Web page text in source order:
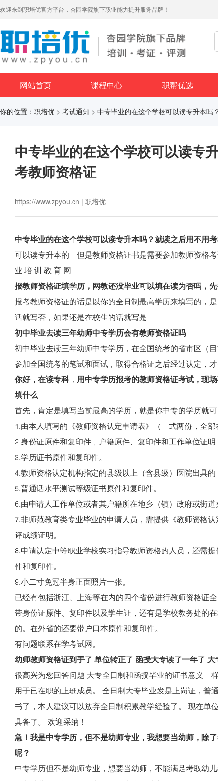
欢迎来到职培优官方平台，杏园学院旗下职业能力提升服务品牌！
网站首页 课程中心 职帮优选
你的位置： 职培优 > 考试通知 > 中专毕业的在这个学校可以读专升本吗
中专毕业的在这个学校可以读专
考教师资格证
https://www.zpyou.cn | 职培优
中专毕业的在这个学校可以读专升本吗？就读之后用不用
可以读专升本的，但是教师资格证书是需要参加教师资格
业 培 训 教 育 网
报教师资格证填学历，网教还没毕业可以填在读为否吗，
报考教师资格证的话是以你的全日制最高学历来填写的，
话就写否，如果还是在校生的话就写是
初中毕业去读三年幼师中专学历会有教师资格证吗
初中毕业去读三年幼师中专学历，在全国统考的省市区（
参加全国统考的笔试和面试，取得合格证之后经过认定，
你好，在读专科，用中专学历报考的教师资格证考试，现
填什么
首先，肯定是填写当前最高的学历，就是你中专的学历就
1.由本人填写的《教师资格认定申请表》（一式两份，全
2.身份证原件和复印件，户籍原件、复印件和工作单位证
3.学历证书原件和复印件。
4.教师资格认定机构指定的县级以上（含县级）医院出具
5.普通话水平测试等级证书原件和复印件。
6.由申请人工作单位或者其户籍所在地乡（镇）政府或街
7.非师范教育类专业毕业的申请人员，需提供《教师资格
评成绩证明。
8.申请认定中等职业学校实习指导教师资格的人员，还需
件和复印件。
9.小二寸免冠半身正面照片一张。
已经有包括浙江、上海等在内的四个省份进行教师资格证
带身份证原件、复印件以及学生证，还有是学校教务处的
的。在外省的还要带户口本原件和复印件。
有问题联系在学考试网。
幼师教师资格证到手了 单位转正了 函授大专读了一年了
很高兴为您回答问题 大专全日制和函授毕业的证书意义一
用于已在职的上班成员。 全日制大专毕业发是上岗证，普
书了，本人建议可以放弃全日制积累教学经验了。 现在单
具备了。 欢迎采纳！
急！我是中专学历，但不是幼师专业，我想要当幼师，除
呢？
中专学历但不是幼师专业，想要当幼师，不能满足考取幼